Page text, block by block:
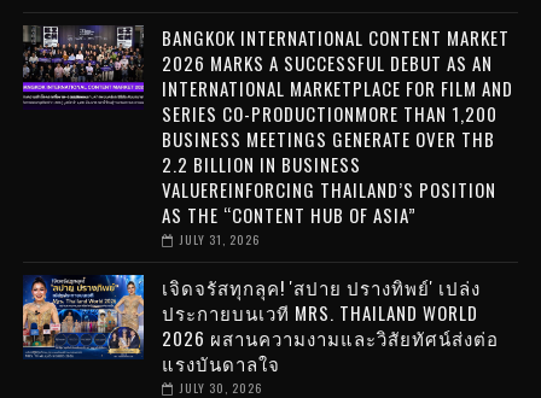
BANGKOK INTERNATIONAL CONTENT MARKET
2026 MARKS A SUCCESSFUL DEBUT AS AN
INTERNATIONAL MARKETPLACE FOR FILM AND
SERIES CO-PRODUCTIONMORE THAN 1,200
BUSINESS MEETINGS GENERATE OVER THB
2.2 BILLION IN BUSINESS
VALUEREINFORCING THAILAND’S POSITION
AS THE “CONTENT HUB OF ASIA”
JULY 31, 2026
เจิดจรัสทุกลุค! 'สปาย ปรางทิพย์' เปล่ง
ประกายบนเวที MRS. THAILAND WORLD
2026 ผสานความงามและวิสัยทัศน์ส่งต่อ
แรงบันดาลใจ
JULY 30, 2026